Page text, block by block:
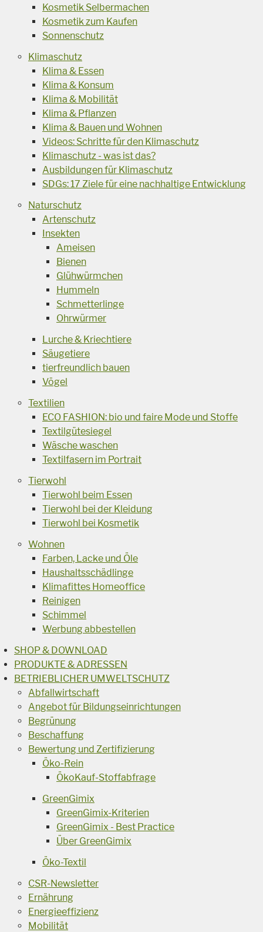
Kosmetik Selbermachen
Kosmetik zum Kaufen
Sonnenschutz
Klimaschutz
Klima & Essen
Klima & Konsum
Klima & Mobilität
Klima & Pflanzen
Klima & Bauen und Wohnen
Videos: Schritte für den Klimaschutz
Klimaschutz - was ist das?
Ausbildungen für Klimaschutz
SDGs: 17 Ziele für eine nachhaltige Entwicklung
Naturschutz
Artenschutz
Insekten
Ameisen
Bienen
Glühwürmchen
Hummeln
Schmetterlinge
Ohrwürmer
Lurche & Kriechtiere
Säugetiere
tierfreundlich bauen
Vögel
Textilien
ECO FASHION: bio und faire Mode und Stoffe
Textilgütesiegel
Wäsche waschen
Textilfasern im Portrait
Tierwohl
Tierwohl beim Essen
Tierwohl bei der Kleidung
Tierwohl bei Kosmetik
Wohnen
Farben, Lacke und Öle
Haushaltsschädlinge
Klimafittes Homeoffice
Reinigen
Schimmel
Werbung abbestellen
SHOP & DOWNLOAD
PRODUKTE & ADRESSEN
BETRIEBLICHER UMWELTSCHUTZ
Abfallwirtschaft
Angebot für Bildungseinrichtungen
Begrünung
Beschaffung
Bewertung und Zertifizierung
Öko-Rein
ÖkoKauf-Stoffabfrage
GreenGimix
GreenGimix-Kriterien
GreenGimix - Best Practice
Über GreenGimix
Öko-Textil
CSR-Newsletter
Ernährung
Energieeffizienz
Mobilität